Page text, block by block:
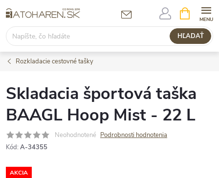
na
obsah
HĽADAŤ
KOŠÍK
Rozkladacie cestovné tašky
Skladacia športová taška
BAAGL Hoop Mist - 22 L
Neohodnotené Podrobnosti hodnotenia
Kód: A-34355
AKCIA